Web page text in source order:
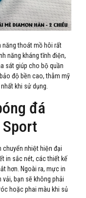
năng thoát mồ hôi rất
năng kháng tĩnh điện,
sát giúp cho bộ quần
độ bền cao, thẫm mỹ
khi sử dụng.
đá
chuyển nhiệt hiện đại
in sắc nét, các thiết kế
hơn. Ngoài ra, mực in
bạn sẽ không phải
hoặc phai màu khi sủ